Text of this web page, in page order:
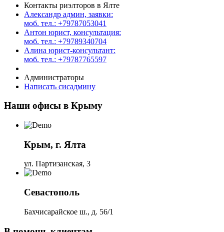
Контакты риэлторов в Ялте
Александр админ, заявки:
моб. тел.: +79787053041
Антон юрист, консультация:
моб. тел.: +79789340704
Алина юрист-консультант:
моб. тел.: +79787765597
Администраторы
Написать сисадмину
Наши офисы в Крыму
Крым, г. Ялта
ул. Партизанская, 3
Севастополь
Бахчисарайское ш., д. 56/1